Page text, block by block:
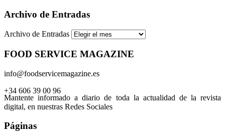
Archivo de Entradas
Archivo de Entradas
FOOD SERVICE MAGAZINE
info@foodservicemagazine.es
+34 606 39 00 96
Mantente informado a diario de toda la actualidad de la revista
digital, en nuestras Redes Sociales
Páginas